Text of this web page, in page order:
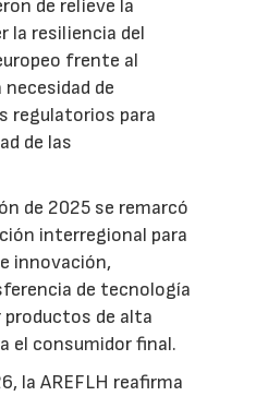
de relieve la
la resiliencia del
frente al
de
regulatorios para
de las
de 2025 se remarcó
interregional para
innovación,
de tecnología
de alta
el consumidor final.
la AREFLH reafirma